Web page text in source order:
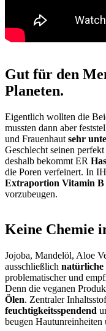
Gut für den
Planeten.
Eigentlich wollten die
mussten dann aber
und Frauenhaut sehr
Geschlecht seinen
deshalb bekommt ER
die Poren verfeinert. In
Extraportion Vitamin B
vorzubeugen.
Keine Chemie
Jojoba, Mandelöl, Aloe
ausschließlich natürliche
problematischer und
Denn die veganen
Ölen. Zentraler
feuchtigkeitsspendend
beugen